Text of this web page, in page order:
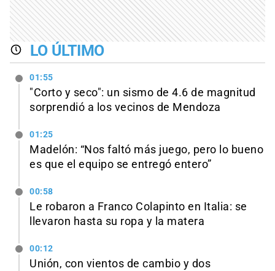
LO ÚLTIMO
01:55
"Corto y seco": un sismo de 4.6 de magnitud
sorprendió a los vecinos de Mendoza
01:25
Madelón: “Nos faltó más juego, pero lo bueno
es que el equipo se entregó entero”
00:58
Le robaron a Franco Colapinto en Italia: se
llevaron hasta su ropa y la matera
00:12
Unión, con vientos de cambio y dos